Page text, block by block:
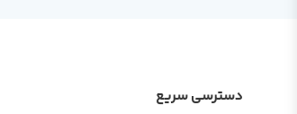
دسترسی سریع